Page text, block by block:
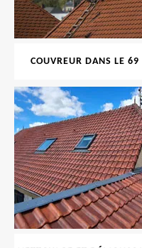
COUVREUR DANS LE 69